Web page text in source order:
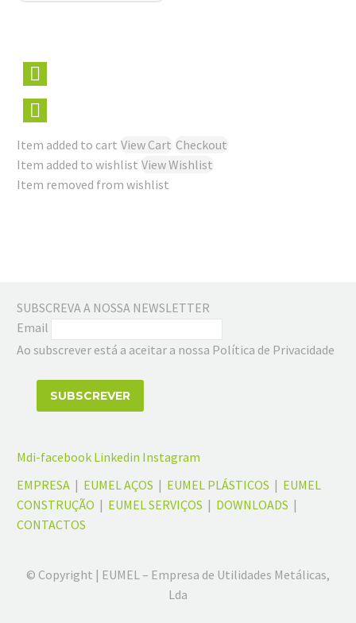
Item added to cart View Cart Checkout
Item added to wishlist View Wishlist
Item removed from wishlist
SUBSCREVA A NOSSA NEWSLETTER
Email
Ao subscrever está a aceitar a nossa Política de Privacidade
Mdi-facebook Linkedin Instagram
EMPRESA | EUMEL AÇOS | EUMEL PLÁSTICOS | EUMEL
CONSTRUÇÃO | EUMEL SERVIÇOS | DOWNLOADS |
CONTACTOS
© Copyright | EUMEL – Empresa de Utilidades Metálicas,
Lda